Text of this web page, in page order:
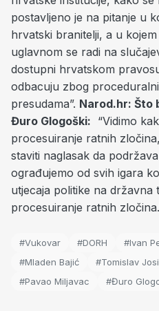
postavljeno je na pitanje u
hrvatski branitelji, a u
uglavnom se radi na
dostupni hrvatskom
odbacuju zbog
presudama”. Narod.hr: Što
Đuro Glogoški: “Vidimo
procesuiranje ratnih
staviti naglasak da
ograđujemo od svih igara
utjecaja politike na državna
procesuiranje ratnih
#Vukovar #DORH #Ivan
#Mladen Bajić
#Tomislav
#Pavao Miljavac
#Đuro